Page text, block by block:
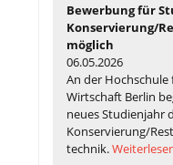
Bewerbung für
Konservierung/
möglich
06.05.2026
An der Hochschule
Wirtschaft Berlin
neues Studienjahr
Konservierung/
technik.